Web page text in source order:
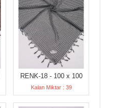
RENK-18 - 100 x 100
Kalan Miktar : 39